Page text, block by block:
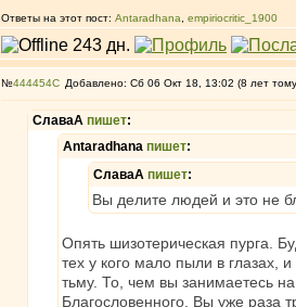
Ответы на этот пост: Antaradhana empiriocritic_1900
№444454 Добавлено: Сб 06 Окт 18, 13:02 (8 лет
СлаваА пишет:
Antaradhana пишет:
СлаваА пишет:
Вы делите людей и это не
Опять шизотерическая пурга.
тех у кого мало пыли в глазах, и
тьму. То, чем вы занимаетесь
Благословенного. Вы уже раза